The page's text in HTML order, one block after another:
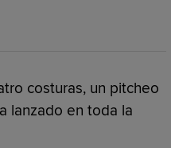
costuras, un pitcheo
lanzado en toda la